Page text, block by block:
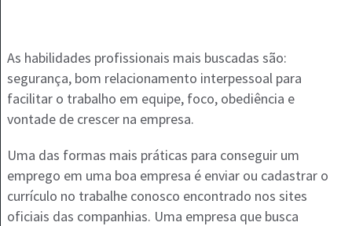
As habilidades profissionais mais buscadas são:
segurança, bom relacionamento interpessoal para
facilitar o trabalho em equipe, foco, obediência e
vontade de crescer na empresa.
Uma das formas mais práticas para conseguir um
emprego em uma boa empresa é enviar ou cadastrar o
currículo no trabalhe conosco encontrado nos sites
oficiais das companhias. Uma empresa que busca